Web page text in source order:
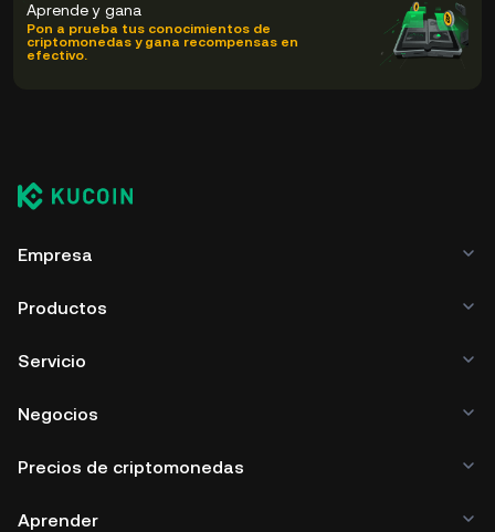
Aprende y gana
Pon a prueba tus conocimientos de
criptomonedas y gana recompensas en
efectivo.
Empresa
Productos
Servicio
Negocios
Precios de criptomonedas
Aprender